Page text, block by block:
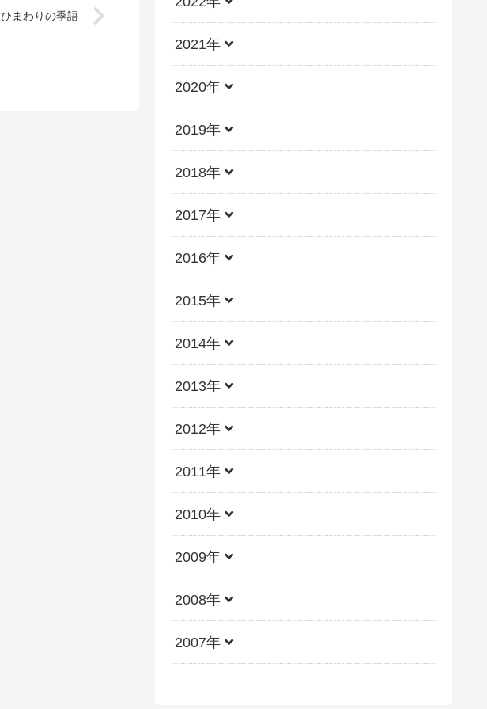
ひまわりの季語
2021年
2020年
2019年
2018年
2017年
2016年
2015年
2014年
2013年
2012年
2011年
2010年
2009年
2008年
2007年